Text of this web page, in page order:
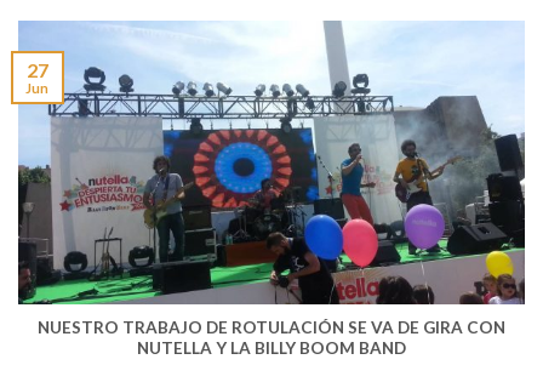
NUESTRO TRABAJO DE ROTULACIÓN SE VA DE GIRA CON
NUTELLA Y LA BILLY BOOM BAND
27
Jun